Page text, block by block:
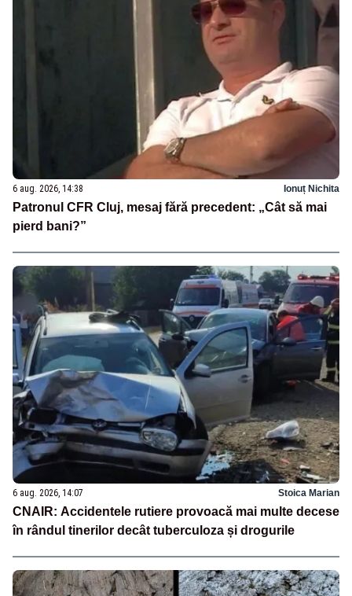
6 aug. 2026, 14:38 Ionuț Nichita
Patronul CFR Cluj, mesaj fără precedent: „Cât să mai
pierd bani?”
6 aug. 2026, 14:07 Stoica Marian
CNAIR: Accidentele rutiere provoacă mai multe decese
în rândul tinerilor decât tuberculoza și drogurile